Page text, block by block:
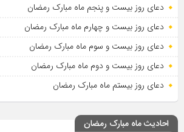
دعای روز بیست و پنجم ماه مبارک رمضان
دعای روز بیست و چهارم ماه مبارک رمضان
دعای روز بیست و سوم ماه مبارک رمضان
دعای روز بیست و دوم ماه مبارک رمضان
دعای روز بیستم ماه مبارک رمضان
احادیث ماه مبارک رمضان